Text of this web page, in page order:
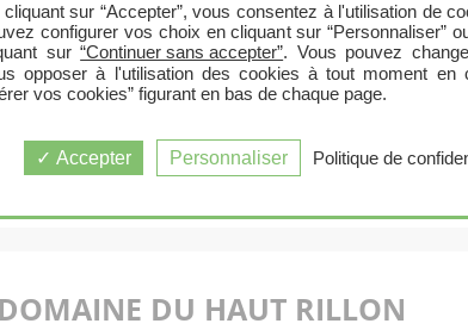
PLAGE
PLAGE (17340)
DOMAINE DU HAUT RILLON
cliquant sur “Accepter”, vous consentez à l'utilisation de
configurer vos choix en cliquant sur “Personnaliser”
sur“Continuer sans accepter”. Vous pouvez
opposer à l'utilisation des cookies à tout moment en
vos cookies” figurant en bas de chaque page.
Accepter Personnaliser Politique de